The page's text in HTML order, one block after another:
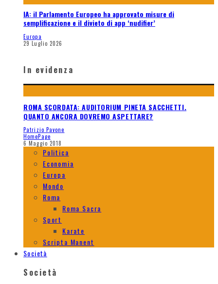
IA: il Parlamento Europeo ha approvato misure di
semplificazione e il divieto di app ‘nudifier’
Europa
29 Luglio 2026
In evidenza
ROMA SCORDATA: AUDITORIUM PINETA SACCHETTI.
QUANTO ANCORA DOVREMO ASPETTARE?
Patrizio Pavone
HomePage
6 Maggio 2018
Politica
Economia
Europa
Mondo
Roma
Roma Sacra
Sport
Karate
Scripta Manent
Società
Società